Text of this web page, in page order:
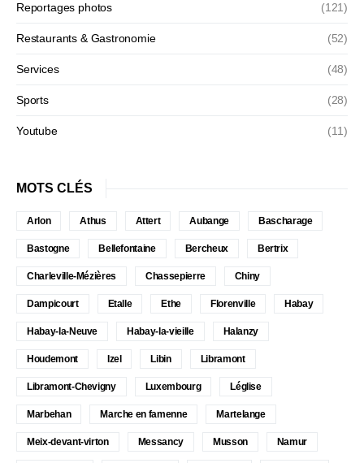
Reportages photos (121)
Restaurants & Gastronomie (52)
Services (48)
Sports (28)
Youtube (11)
MOTS CLÉS
Arlon Athus Attert Aubange Bascharage
Bastogne Bellefontaine Bercheux Bertrix
Charleville-Mézières Chassepierre Chiny
Dampicourt Etalle Ethe Florenville Habay
Habay-la-Neuve Habay-la-vieille Halanzy
Houdemont Izel Libin Libramont
Libramont-Chevigny Luxembourg Léglise
Marbehan Marche en famenne Martelange
Meix-devant-virton Messancy Musson Namur